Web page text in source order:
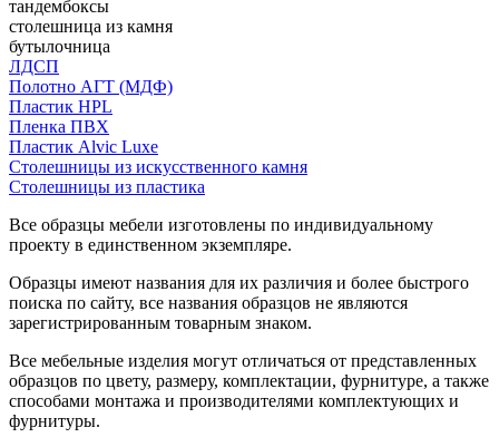
тандембоксы
столешница из камня
бутылочница
ЛДСП
Полотно АГТ (МДФ)
Пластик HPL
Пленка ПВХ
Пластик Alvic Luxe
Столешницы из искусственного камня
Столешницы из пластика
Все образцы мебели изготовлены по индивидуальному
проекту в единственном экземпляре.
Образцы имеют названия для их различия и более быстрого
поиска по сайту, все названия образцов не являются
зарегистрированным товарным знаком.
Все мебельные изделия могут отличаться от представленных
образцов по цвету, размеру, комплектации, фурнитуре, а также
способами монтажа и производителями комплектующих и
фурнитуры.